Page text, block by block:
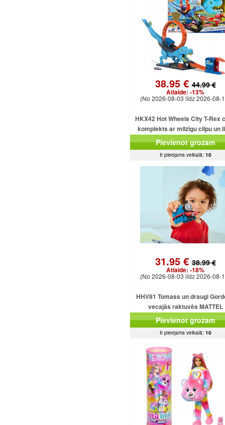
38.95 €44.99 €
Atlaide: -13%
(No 2026-08-03 līdz 2026-08-
HKX42 Hot Wheels City T-Rex
komplekts ar milzīgu cilpu un
dinozauru
Pievienot grozam
Ir pieejams veikalā: 10
31.95 €38.99 €
Atlaide: -18%
(No 2026-08-03 līdz 2026-08-
HHV81 Tomass un draugi
vecajās raktuvēs MATTEL
Pievienot grozam
Ir pieejams veikalā: 10